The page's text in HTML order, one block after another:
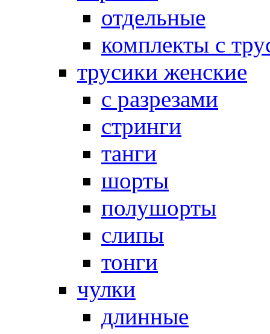
отдельные
комплекты с
трусики женские
с разрезами
стринги
танги
шорты
полушорты
слипы
тонги
чулки
длинные